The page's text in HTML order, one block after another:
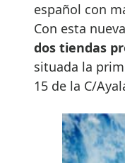
español con
Con esta
dos tiendas
situada la
15 de la C/